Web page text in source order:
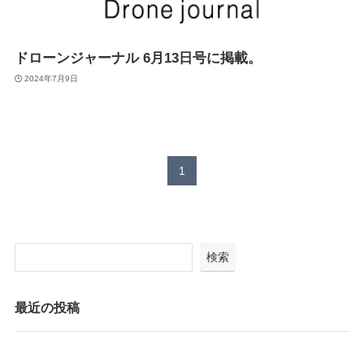
Suveyor-Ⅱ
Suveyor-Ⅲ
ドローン操縦士（プロパイロット）派遣
産業用ドローン講習
ドローンジャーナル 6月13日号に掲載。
2024年7月9日
1
検索
最近の投稿